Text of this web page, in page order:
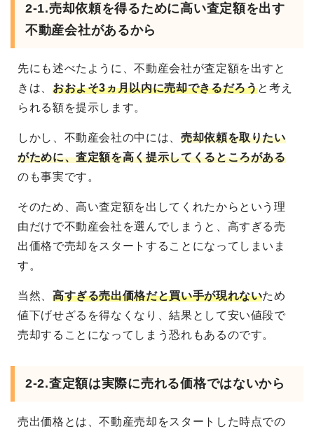
2-1.売却依頼を得るために高い査定額を出す
不動産会社があるから
先にも述べたように、不動産会社が査定額を出すと
きは、 おおよそ3ヵ月以内に売却できるだろうと考え
られる額を提示します。
しかし、不動産会社の中には、 売却依頼を取りたい
がために、査定額を高く提示してくるところがある
のも事実です。
そのため、高い査定額を出してくれたからという理
由だけで不動産会社を選んでしまうと、高すぎる売
出価格で売却をスタートすることになってしまいま
す。
当然、 高すぎる売出価格だと買い手が現れないため
値下げせざるを得なくなり、結果として安い値段で
売却することになってしまう恐れもあるのです。
2-2.査定額は実際に売れる価格ではないから
売出価格とは、不動産売却をスタートした時点での